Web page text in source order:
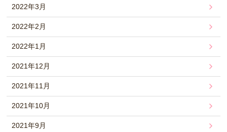
2022年3月
2022年2月
2022年1月
2021年12月
2021年11月
2021年10月
2021年9月